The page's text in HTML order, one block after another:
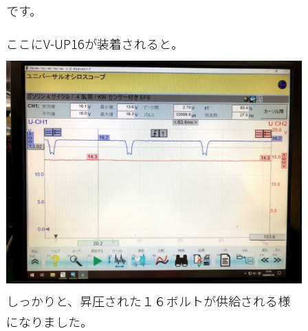
です。
ここにV-UP16が装着されると。
しっかりと、昇圧された１６ボルトが供給される様
になりました。